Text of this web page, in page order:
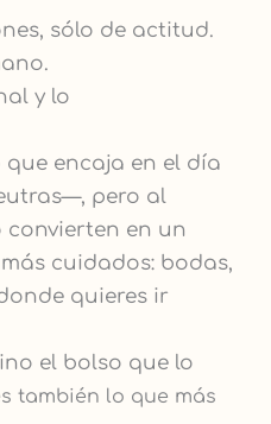
sólo de actitud.
y lo
encaja en el día
pero al
convierten en un
cuidados: bodas,
quieres ir
el bolso que lo
también lo que más